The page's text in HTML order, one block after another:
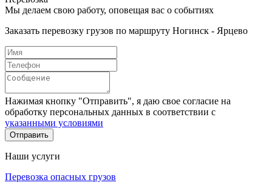
Мы делаем свою работу, оповещая вас о событиях
Заказать перевозку грузов по маршруту Ногинск - Ярцево
Нажимая кнопку "Отправить", я даю свое согласие на
обработку персональных данных в соответствии с
указанными условиями
Отправить
Наши услуги
Перевозка опасных грузов